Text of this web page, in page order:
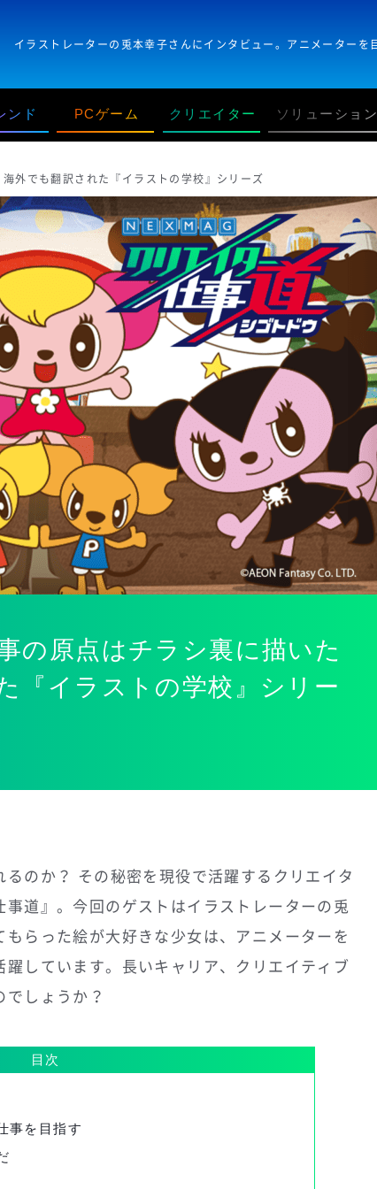
ンド PCゲーム クリエイター ソリューション
外でも翻訳された『イラストの学校』シリーズ
の原点はチラシ裏に描いた
『イラストの学校』シリー
のか？ その秘密を現役で活躍するクリエイタ
道』。今回のゲストはイラストレーターの兎
らった絵が大好きな少女は、アニメーターを
しています。長いキャリア、クリエイティブ
しょうか？
目次
事を目指す